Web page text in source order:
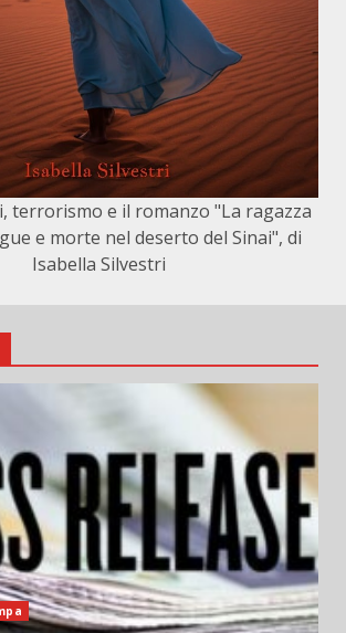
terrorismo e il romanzo "La ragazza
e morte nel deserto del Sinai", di
Isabella Silvestri